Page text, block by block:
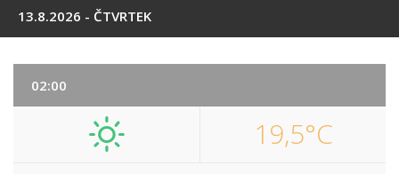
13.8.2026 - ČTVRTEK
02:00
19,5°C